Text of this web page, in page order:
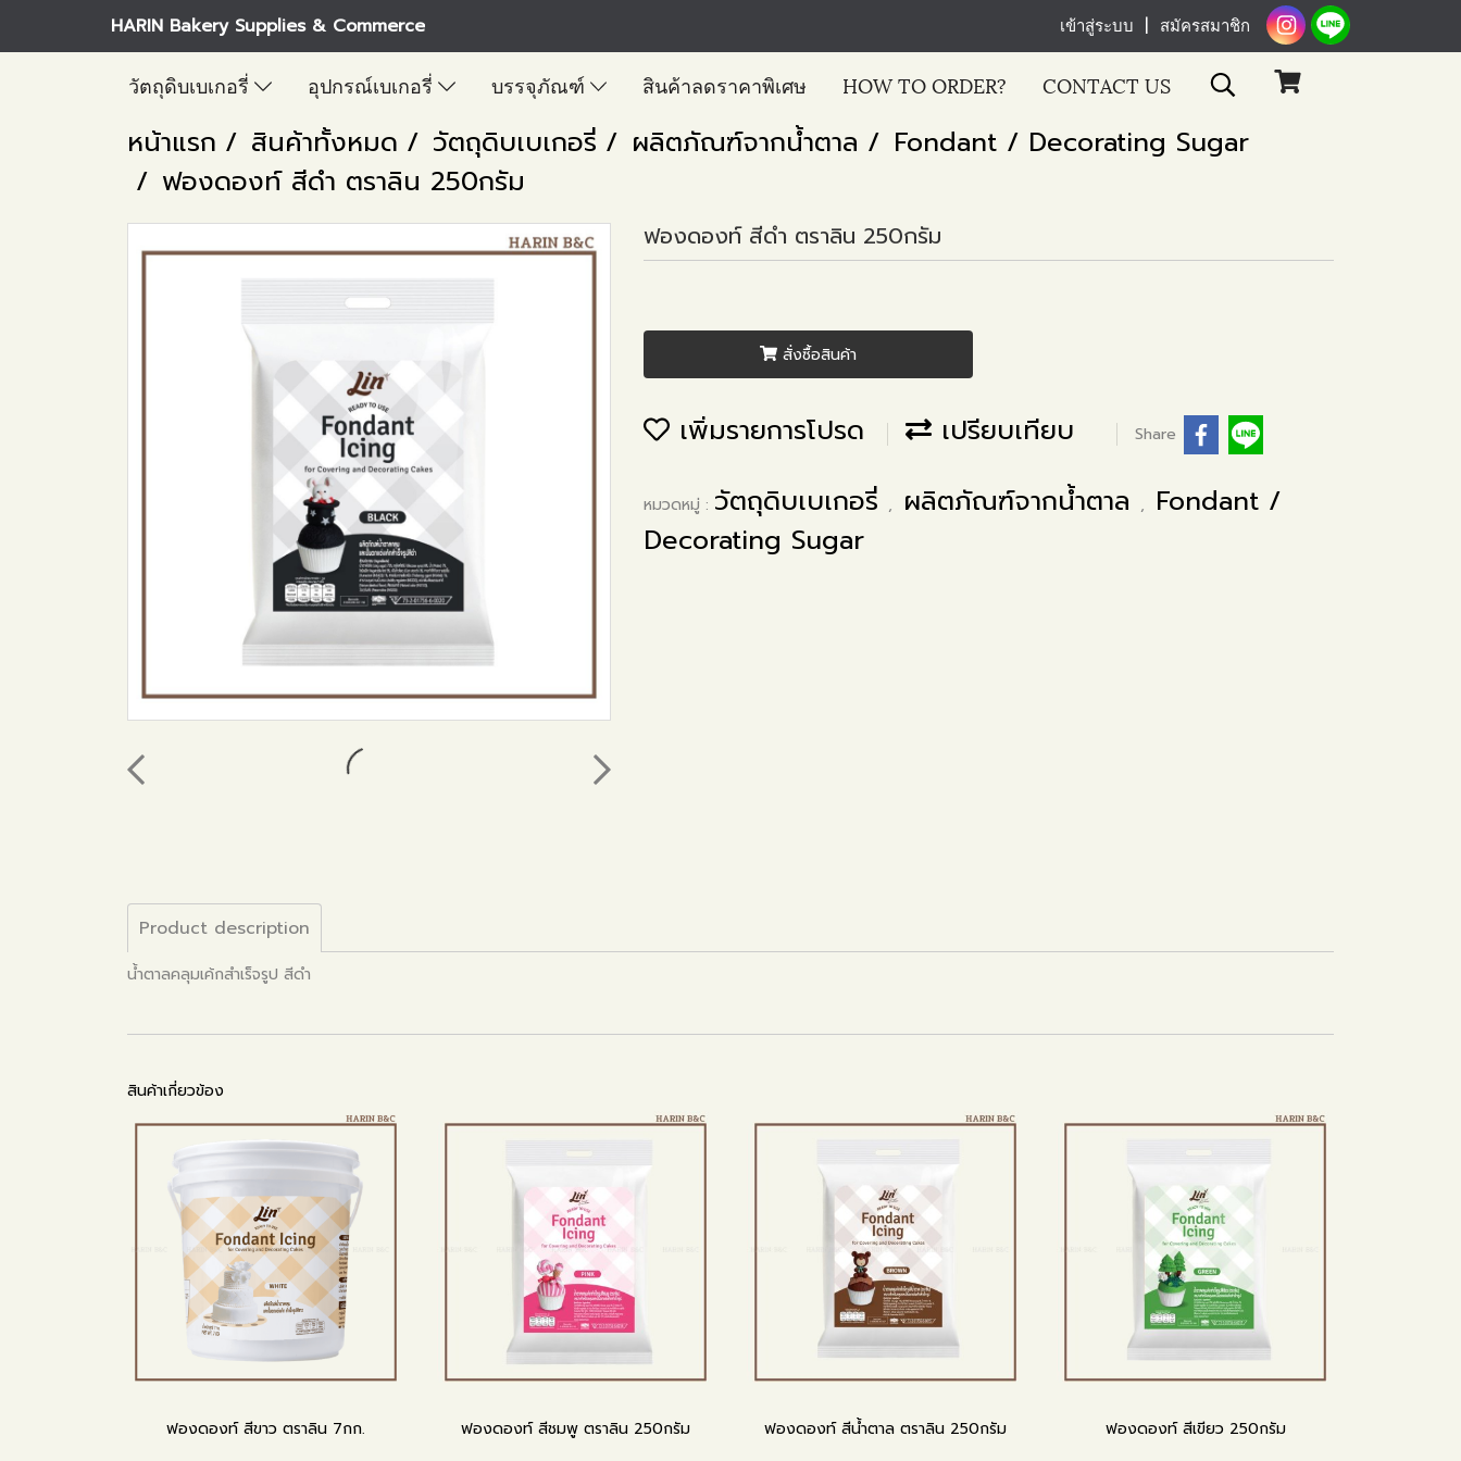
HARIN Bakery Supplies & Commerce เข้าสู่ระบบ สมัครสมาชิก
วัตถุดิบเบเกอรี่ อุปกรณ์เบเกอรี่ บรรจุภัณฑ์ สินค้าลดราคาพิเศษ HOW TO ORDER? CONTACT US
หน้าแรก สินค้าทั้งหมด วัตถุดิบเบเกอรี่ ผลิตภัณฑ์จากน้ำตาล
Fondant / Decorating Sugar
ฟองดองท์ สีดำ ตราลิน 250กรัม
ฟองดองท์ สีดำ ตราลิน 250กรัม
สั่งซื้อสินค้า
เพิ่มรายการโปรด เปรียบเทียบ Share
หมวดหมู่ : วัตถุดิบเบเกอรี่ , ผลิตภัณฑ์จากน้ำตาล ,
Fondant /
Decorating Sugar
Product description
น้ำตาลคลุมเค้กสำเร็จรูป สีดำ
สินค้าเกี่ยวข้อง
ฟองดองท์ สีขาว ตราลิน 7กก. ฟองดองท์ สีชมพู ตราลิน 250กรัม ฟองดองท์ สีน้ำตาล ตราลิน 250กรัม ฟองดองท์ สีเขียว 250กรัม